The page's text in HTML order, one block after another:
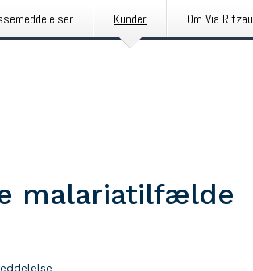
Kunder Om Via Ritzau
malariatilfælde